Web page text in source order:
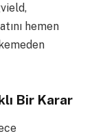
hemen
Bir Karar